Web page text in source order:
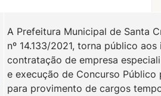
A Prefeitura Municipal de Santa
nº 14.133/2021, torna público
contratação de empresa
e execução de Concurso
para provimento de cargos